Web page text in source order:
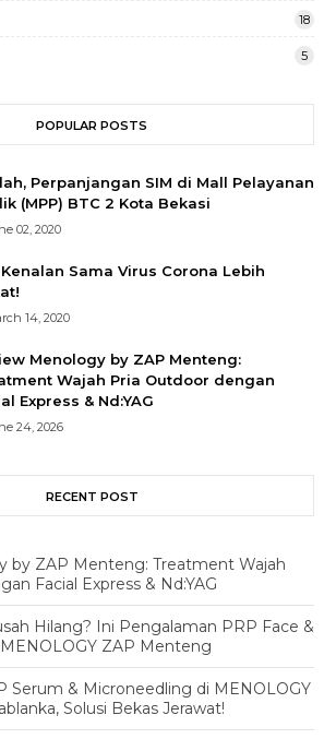
18
5
POPULAR POSTS
Perpanjangan SIM di Mall Pelayanan
(MPP) BTC 2 Kota Bekasi
02, 2020
Kenalan Sama Virus Corona Lebih
14, 2020
Menology by ZAP Menteng:
Wajah Pria Outdoor dengan
Express & Nd:YAG
24, 2026
RECENT POST
by ZAP Menteng: Treatment Wajah
Facial Express & Nd:YAG
Hilang? Ini Pengalaman PRP Face &
ZAP Menteng
Serum & Microneedling di MENOLOGY
Solusi Bekas Jerawat!